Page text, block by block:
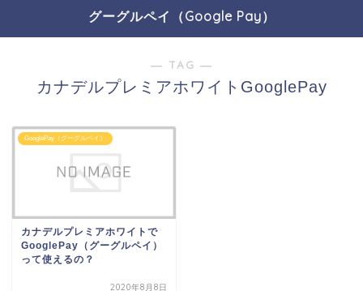
グーグルペイ（Google Pay）
― TAG ―
カナデルプレミアホワイトGooglePay
GooglePay（グーグルペイ）
カナデルプレミアホワイトで
GooglePay（グーグルペイ）
って使えるの？
2020年8月8日